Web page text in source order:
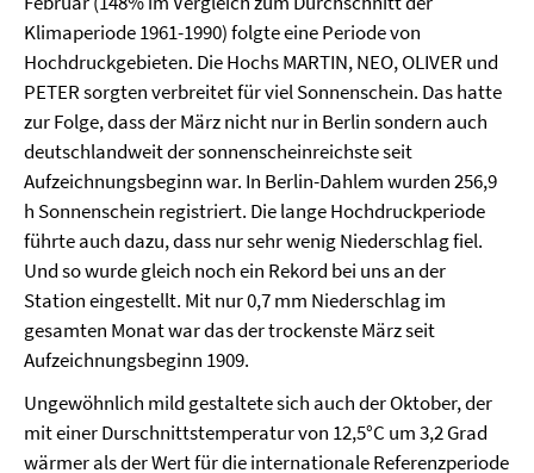
Klimaperiode 1961-1990) folgte eine Periode von
Hochdruckgebieten. Die Hochs MARTIN, NEO, OLIVER und
PETER sorgten verbreitet für viel Sonnenschein. Das hatte
zur Folge, dass der März nicht nur in Berlin sondern auch
deutschlandweit der sonnenscheinreichste seit
Aufzeichnungsbeginn war. In Berlin-Dahlem wurden 256,9
h Sonnenschein registriert. Die lange Hochdruckperiode
führte auch dazu, dass nur sehr wenig Niederschlag fiel.
Und so wurde gleich noch ein Rekord bei uns an der
Station eingestellt. Mit nur 0,7 mm Niederschlag im
gesamten Monat war das der trockenste März seit
Aufzeichnungsbeginn 1909.
Ungewöhnlich mild gestaltete sich auch der Oktober, der
mit einer Durschnittstemperatur von 12,5°C um 3,2 Grad
wärmer als der Wert für die internationale Referenzperiode